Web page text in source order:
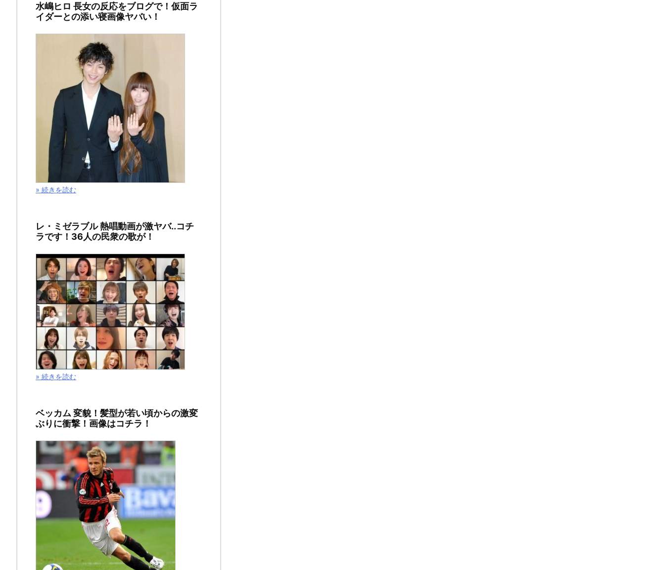
た
ホ
ン
ス、
判
絵
意
味
2019
年
8
月
20
日
2019
月
3
日
ス
ポ
ー
水嶋ヒロ 長女の反応をブログで！仮面ラ
イダーとの添い寝画像ヤバい！
» 続きを読む
レ・ミゼラブル 熱唱動画が激ヤバ..コチ
ラです！36人の民衆の歌が！
» 続きを読む
ベッカム 変貌！髪型が若い頃からの激変
ぶりに衝撃！画像はコチラ！